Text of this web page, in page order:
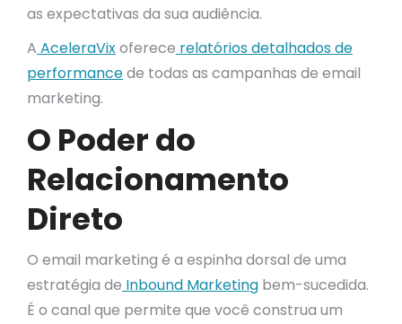
as expectativas da sua audiência.
A AceleraVixoferece relatórios detalhados de
performancede todas as campanhas de email
marketing.
O Poder do
Relacionamento
Direto
O email marketing é a espinha dorsal de uma
estratégia de Inbound Marketing bem-sucedida.
É o canal que permite que você construa um